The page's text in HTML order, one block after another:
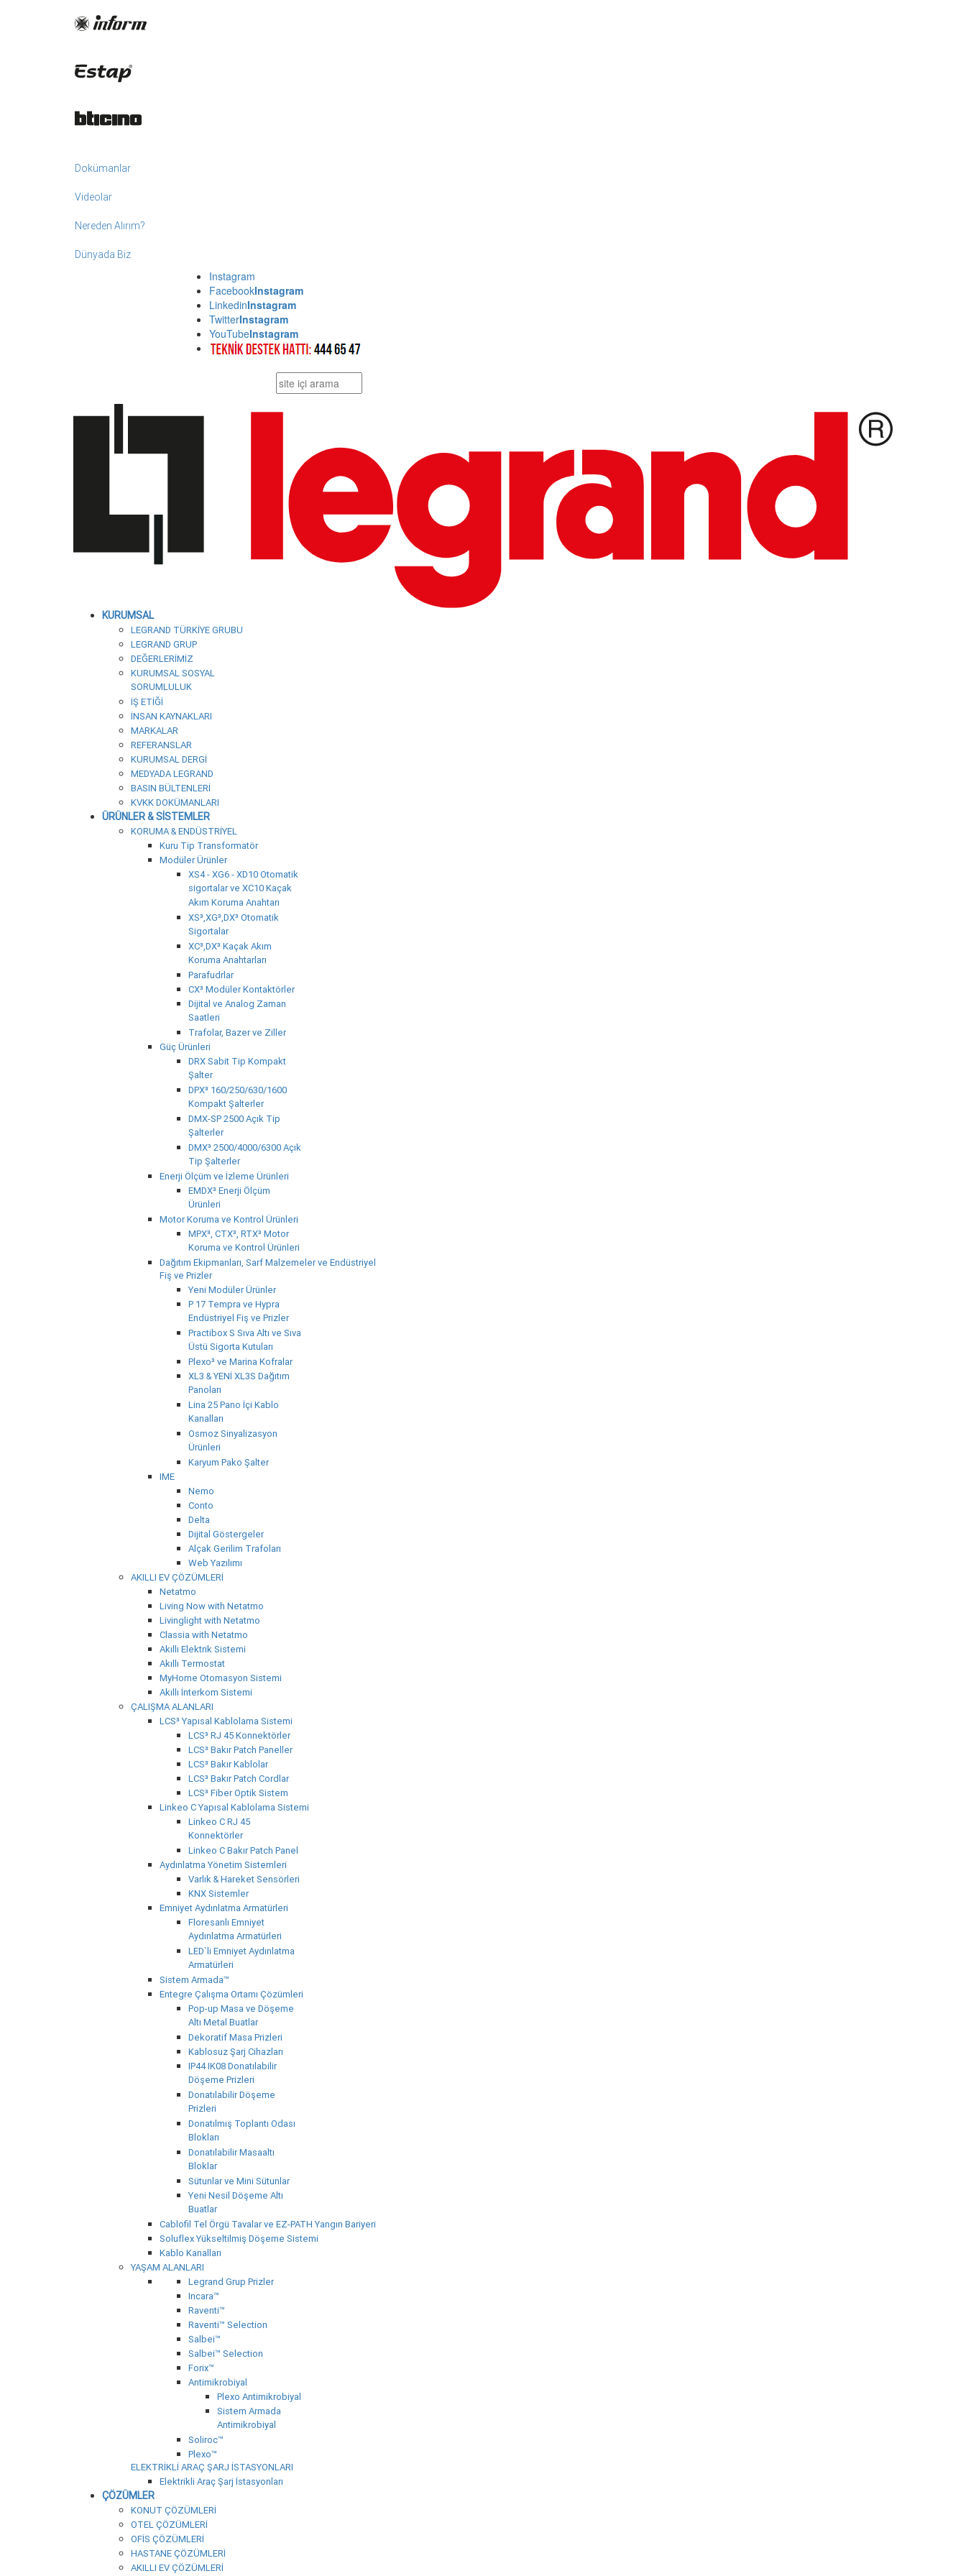
Dokümanlar
Videolar
Nereden Alırım?
Dünyada Biz
Instagram
FacebookInstagram
LinkedinInstagram
TwitterInstagram
YouTubeInstagram
KURUMSAL
LEGRAND TÜRKİYE GRUBU
LEGRAND GRUP
DEĞERLERİMİZ
KURUMSAL SOSYAL
SORUMLULUK
İŞ ETİĞİ
İNSAN KAYNAKLARI
MARKALAR
REFERANSLAR
KURUMSAL DERGİ
MEDYADA LEGRAND
BASIN BÜLTENLERİ
KVKK DOKÜMANLARI
ÜRÜNLER & SİSTEMLER
KORUMA & ENDÜSTRİYEL
Kuru Tip Transformatör
Modüler Ürünler
XS4 - XG6 - XD10 Otomatik
sigortalar ve XC10 Kaçak
Akım Koruma Anahtarı
XS³,XG³,DX³ Otomatik
Sigortalar
XC³,DX³ Kaçak Akım
Koruma Anahtarları
Parafudrlar
CX³ Modüler Kontaktörler
Dijital ve Analog Zaman
Saatleri
Trafolar, Bazer ve Ziller
Güç Ürünleri
DRX Sabit Tip Kompakt
Şalter
DPX³ 160/250/630/1600
Kompakt Şalterler
DMX-SP 2500 Açık Tip
Şalterler
DMX³ 2500/4000/6300 Açık
Tip Şalterler
Enerji Ölçüm ve İzleme Ürünleri
EMDX³ Enerji Ölçüm
Ürünleri
Motor Koruma ve Kontrol Ürünleri
MPX³, CTX³, RTX³ Motor
Koruma ve Kontrol Ürünleri
Dağıtım Ekipmanları, Sarf Malzemeler ve Endüstriyel
Fiş ve Prizler
Yeni Modüler Ürünler
P 17 Tempra ve Hypra
Endüstriyel Fiş ve Prizler
Practibox S Sıva Altı ve Sıva
Üstü Sigorta Kutuları
Plexo³ ve Marina Kofralar
XL3 & YENİ XL3S Dağıtım
Panoları
Lina 25 Pano İçi Kablo
Kanalları
Osmoz Sinyalizasyon
Ürünleri
Karyum Pako Şalter
IME
Nemo
Conto
Delta
Dijital Göstergeler
Alçak Gerilim Trafoları
Web Yazılımı
AKILLI EV ÇÖZÜMLERİ
Netatmo
Living Now with Netatmo
Livinglight with Netatmo
Classia with Netatmo
Akıllı Elektrik Sistemi
Akıllı Termostat
MyHome Otomasyon Sistemi
Akıllı İnterkom Sistemi
ÇALIŞMA ALANLARI
LCS³ Yapısal Kablolama Sistemi
LCS³ RJ 45 Konnektörler
LCS³ Bakır Patch Paneller
LCS³ Bakır Kablolar
LCS³ Bakır Patch Cordlar
LCS³ Fiber Optik Sistem
Linkeo C Yapısal Kablolama Sistemi
Linkeo C RJ 45
Konnektörler
Linkeo C Bakır Patch Panel
Aydınlatma Yönetim Sistemleri
Varlık & Hareket Sensörleri
KNX Sistemler
Emniyet Aydınlatma Armatürleri
Floresanlı Emniyet
Aydınlatma Armatürleri
LED`li Emniyet Aydınlatma
Armatürleri
Sistem Armada™
Entegre Çalışma Ortamı Çözümleri
Pop-up Masa ve Döşeme
Altı Metal Buatlar
Dekoratif Masa Prizleri
Kablosuz Şarj Cihazları
IP44 IK08 Donatılabilir
Döşeme Prizleri
Donatılabilir Döşeme
Prizleri
Donatılmış Toplantı Odası
Blokları
Donatılabilir Masaaltı
Bloklar
Sütunlar ve Mini Sütunlar
Yeni Nesil Döşeme Altı
Buatlar
Cablofil Tel Örgü Tavalar ve EZ-PATH Yangın Bariyeri
Soluflex Yükseltilmiş Döşeme Sistemi
Kablo Kanalları
YAŞAM ALANLARI
Legrand Grup Prizler
Incara™
Raventi™
Raventi™ Selection
Salbei™
Salbei™ Selection
Forix™
Antimikrobiyal
Plexo Antimikrobiyal
Sistem Armada
Antimikrobiyal
Soliroc™
Plexo™
ELEKTRİKLİ ARAÇ ŞARJ İSTASYONLARI
Elektrikli Araç Şarj İstasyonları
ÇÖZÜMLER
KONUT ÇÖZÜMLERİ
OTEL ÇÖZÜMLERİ
OFİS ÇÖZÜMLERİ
HASTANE ÇÖZÜMLERİ
AKILLI EV ÇÖZÜMLERİ